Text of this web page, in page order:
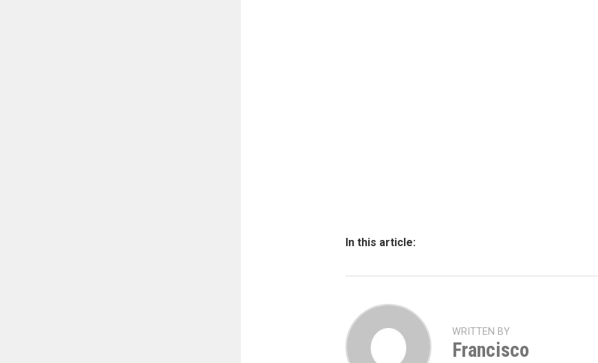
In this article:
WRITTEN BY
Francisco